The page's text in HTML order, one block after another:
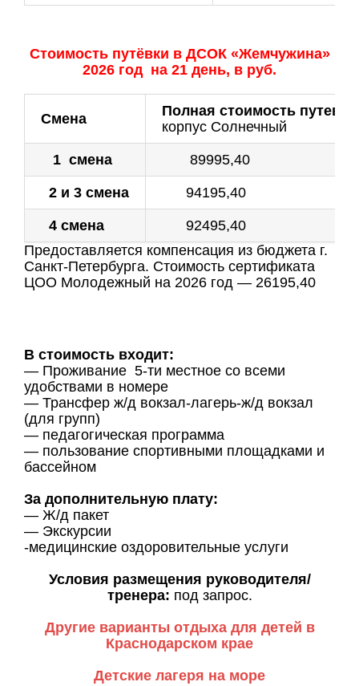
Стоимость путёвки в ДСОК «Жемчужина»
2026 год на 21 день, в руб.
Смена
Полная стоимость путевки
корпус Солнечный
1 смена 89995,40
2 и 3 смена 94195,40
4 смена
92495,40
Предоставляется компенсация из бюджета г.
Санкт-Петербурга. Стоимость сертификата
ЦОО Молодежный на 2026 год — 26195,40
В стоимость входит:
— Проживание 5-ти местное со всеми
удобствами в номере
— Трансфер ж/д вокзал-лагерь-ж/д вокзал
(для групп)
— педагогическая программа
— пользование спортивными площадками и
бассейном
За дополнительную плату:
— Ж/д пакет
— Экскурсии
-медицинские оздоровительные услуги
Условия размещения руководителя/
тренера: под запрос.
Другие варианты отдыха для детей в
Краснодарском крае
Детские лагеря на море